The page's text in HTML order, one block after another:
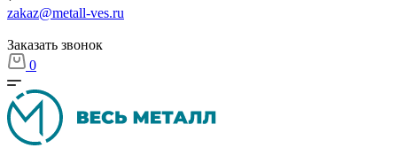
zakaz@metall-ves.ru
Заказать звонок
0